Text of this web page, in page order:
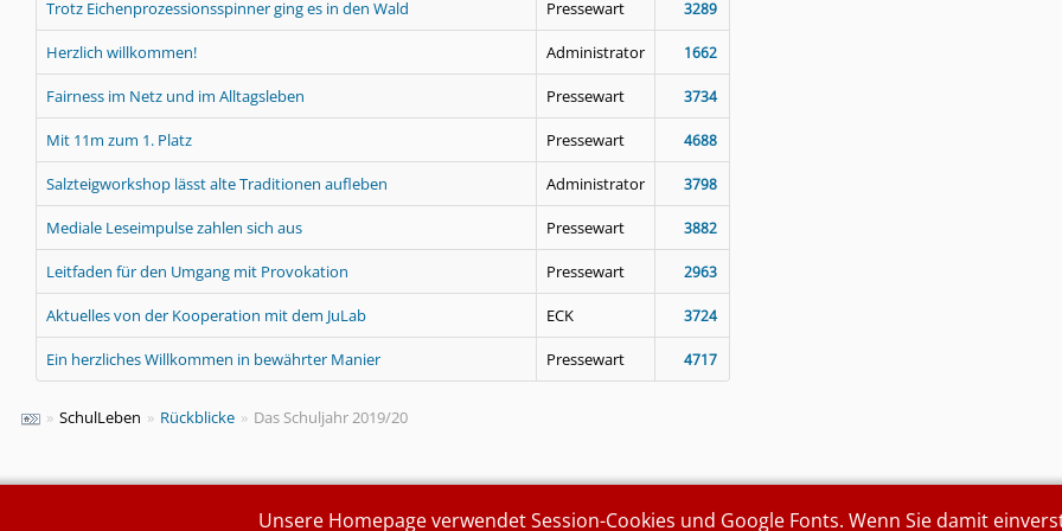
Trotz Eichenprozessionsspinner ging es in den Wald Pressewart 3289
Herzlich willkommen! Administrator 1662
Fairness im Netz und im Alltagsleben Pressewart 3734
Mit 11m zum 1. Platz Pressewart 4688
Salzteigworkshop lässt alte Traditionen aufleben Administrator 3798
Mediale Leseimpulse zahlen sich aus Pressewart 3882
Leitfaden für den Umgang mit Provokation Pressewart 2963
Aktuelles von der Kooperation mit dem JuLab ECK 3724
Ein herzliches Willkommen in bewährter Manier Pressewart 4717
» SchulLeben » Rückblicke » Das Schuljahr 2019/20
Unsere Homepage verwendet Session-Cookies und Google Fonts. Wenn Sie damit